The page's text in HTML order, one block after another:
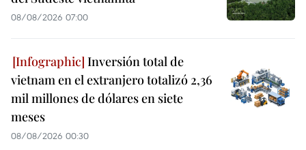
08/08/2026 07:00
Inversión total de
vietnam en el extranjero totalizó 2,36
mil millones de dólares en siete
meses
08/08/2026 00:30